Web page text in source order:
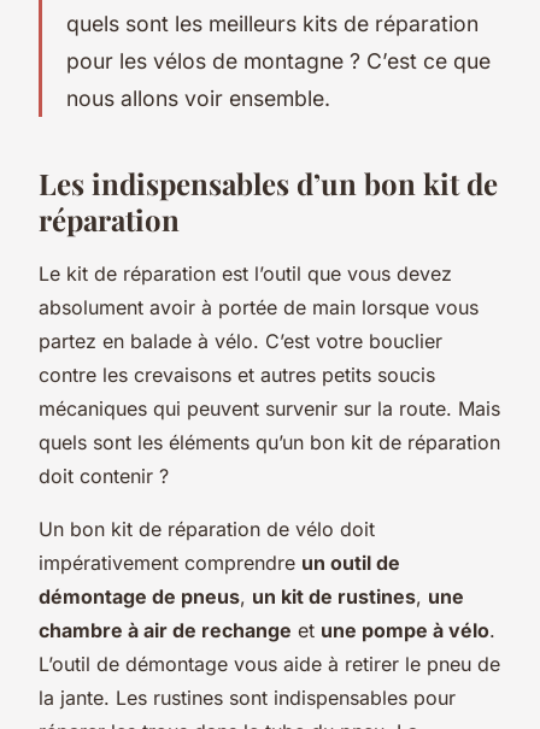
quels sont les meilleurs kits de réparation
pour les vélos de montagne ? C’est ce que
nous allons voir ensemble.
Les indispensables d’un bon kit de
réparation
Le kit de réparation est l’outil que vous devez
absolument avoir à portée de main lorsque vous
partez en balade à vélo. C’est votre bouclier
contre les crevaisons et autres petits soucis
mécaniques qui peuvent survenir sur la route. Mais
quels sont les éléments qu’un bon kit de réparation
doit contenir ?
Un bon kit de réparation de vélo doit
impérativement comprendre un outil de
démontage de pneus, un kit de rustines, une
chambre à air de rechange et une pompe à vélo.
L’outil de démontage vous aide à retirer le pneu de
la jante. Les rustines sont indispensables pour